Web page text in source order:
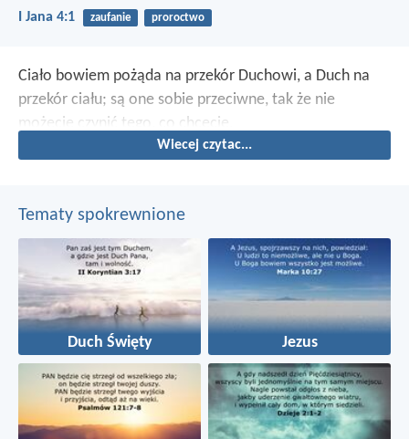
I Jana 4:1 zaufanie proroctwo
Ciało bowiem pożąda na przekór Duchowi, a Duch na
przekór ciału; są one sobie przeciwne, tak że nie
możecie czynić tego, co chcecie.
Wiecej czytac...
Tematy spokrewnione
Duch Święty Jezus